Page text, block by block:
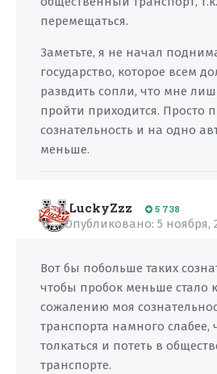
перемещаться.
Заметьте, я не начал
государство, которое всем
развдить сопли, что мне
пройти приходится. Просто
сознательность и на одно
меньше.
LuckyZzz 5 738
Опубликовано: 5 ноября,
Вот бы побольше таких
чтобы пробок меньше стало
сожалению моя
транспорта намного
толкаться и потеть в
транспорте.